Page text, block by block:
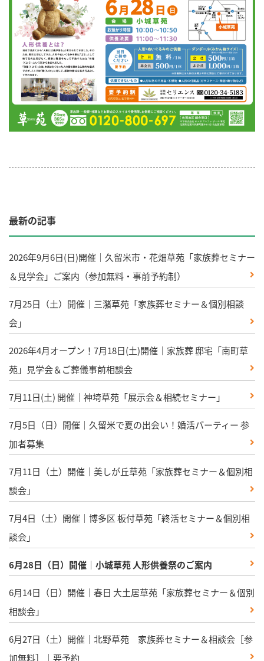
最新の記事
2026年9月6日(日)開催｜久留米市・花畑草苑「家族葬セミナー
＆見学会」ご案内（参加無料・事前予約制）
7月25日（土）開催｜三潴草苑「家族葬セミナー＆個別相談
会」
2026年4月オープン！7月18日(土)開催｜家族葬 邸宅「南町草
苑」見学会＆ご葬儀事前相談会
7月11日(土) 開催｜神埼草苑「展示会＆相続セミナー」
7月5日（日）開催｜久留米で夏の出会い！婚活パーティー 参
加者募集
7月11日（土）開催｜美しが丘草苑「家族葬セミナー＆個別相
談会」
7月4日（土）開催｜博多区 板付草苑「終活セミナー＆個別相
談会」
6月28日（日）開催｜小城草苑 人形供養祭のご案内
6月14日（日）開催｜春日 大土居草苑「家族葬セミナー＆個別
相談会」
6月27日（土）開催｜北野草苑 家族葬セミナー＆相談会［参
加無料］｜要予約